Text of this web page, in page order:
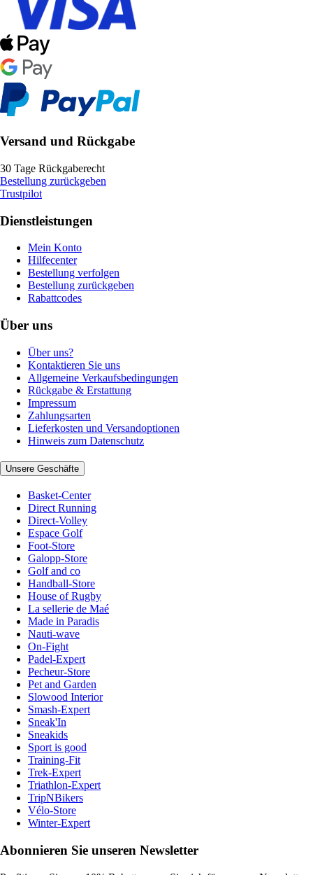
Versand und Rückgabe
30 Tage Rückgaberecht
Bestellung zurückgeben
Trustpilot
Dienstleistungen
Mein Konto
Hilfecenter
Bestellung verfolgen
Bestellung zurückgeben
Rabattcodes
Über uns
Über uns?
Kontaktieren Sie uns
Allgemeine Verkaufsbedingungen
Rückgabe & Erstattung
Impressum
Zahlungsarten
Lieferkosten und Versandoptionen
Hinweis zum Datenschutz
Unsere Geschäfte
Basket-Center
Direct Running
Direct-Volley
Espace Golf
Foot-Store
Galopp-Store
Golf and co
Handball-Store
House of Rugby
La sellerie de Maé
Made in Paradis
Nauti-wave
On-Fight
Padel-Expert
Pecheur-Store
Pet and Garden
Slowood Interior
Smash-Expert
Sneak'In
Sneakids
Sport is good
Training-Fit
Trek-Expert
Triathlon-Expert
TripNBikers
Vélo-Store
Winter-Expert
Abonnieren Sie unseren Newsletter